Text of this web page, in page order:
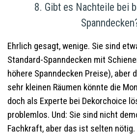
8. Gibt es Nachteile bei
Ehrlich gesagt, wenige. Sie sind
Standard-Spanndecken mit
höhere Spanndecken Preise), aber
sehr kleinen Räumen könnte die
doch als Experte bei Dekorchoice
problemlos. Und: Sie sind nicht
Fachkraft, aber das ist selten nötig.